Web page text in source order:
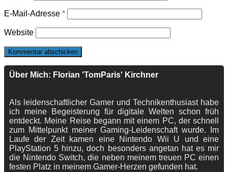
E-Mail-Adresse *
Website
Über Mich: Florian 'TomParis' Kirchner
Als leidenschaftlicher Gamer und Technikenthusiast habe
ich meine Begeisterung für digitale Welten schon früh
entdeckt. Meine Reise begann mit einem PC, der schnell
zum Mittelpunkt meiner Gaming-Leidenschaft wurde. Im
Laufe der Zeit kamen eine Nintendo Wii U und eine
PlayStation 5 hinzu, doch besonders angetan hat es mir
die Nintendo Switch, die neben meinem treuen PC einen
festen Platz in meinem Gamer-Herzen gefunden hat.